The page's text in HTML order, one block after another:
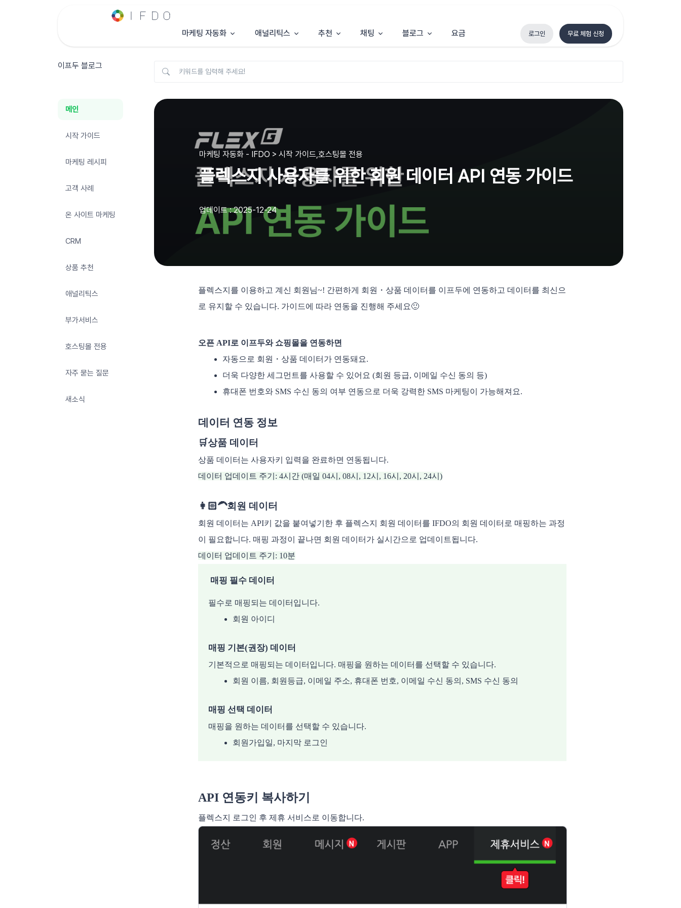
마케팅 자동화 애널리틱스 추천 채팅 블로그 요금 로그인 무료 체험 신청
이프두 블로그
마케팅 자동화 - IFDO > 시작 가이드,호스팅몰 전용
플렉스지 사용자를 위한 회원 데이터 API 연동 가이드
업데이트 : 2025-12-24
플렉스지를 이용하고 계신 회원님~! 간편하게 회원・상품 데이터를 이프두에 연동하고 데이터를 최신으
로 유지할 수 있습니다. 가이드에 따라 연동을 진행해 주세요🙂
오픈 API로 이프두와 쇼핑몰을 연동하면
자동으로 회원・상품 데이터가 연동돼요.
더욱 다양한 세그먼트를 사용할 수 있어요 (회원 등급, 이메일 수신 동의 등)
휴대폰 번호와 SMS 수신 동의 여부 연동으로 더욱 강력한 SMS 마케팅이 가능해져요.
데이터 연동 정보
🛒상품 데이터
상품 데이터는 사용자키 입력을 완료하면 연동됩니다.
데이터 업데이트 주기: 4시간 (매일 04시, 08시, 12시, 16시, 20시, 24시)
👩🏻‍🦱회원 데이터
회원 데이터는 API키 값을 붙여넣기한 후 플렉스지 회원 데이터를 IFDO의 회원 데이터로 매핑하는 과정
이 필요합니다. 매핑 과정이 끝나면 회원 데이터가 실시간으로 업데이트됩니다.
데이터 업데이트 주기: 10분
매핑 필수 데이터
필수로 매핑되는 데이터입니다.
회원 아이디
매핑 기본(권장) 데이터
기본적으로 매핑되는 데이터입니다. 매핑을 원하는 데이터를 선택할 수 있습니다.
회원 이름, 회원등급, 이메일 주소, 휴대폰 번호, 이메일 수신 동의, SMS 수신 동의
매핑 선택 데이터
매핑을 원하는 데이터를 선택할 수 있습니다.
회원가입일, 마지막 로그인
API 연동키 복사하기
플렉스지 로그인 후 제휴 서비스로 이동합니다.
메인
시작 가이드
마케팅 레시피
고객 사례
온 사이트 마케팅
CRM
상품 추천
애널리틱스
부가서비스
호스팅몰 전용
자주 묻는 질문
새소식